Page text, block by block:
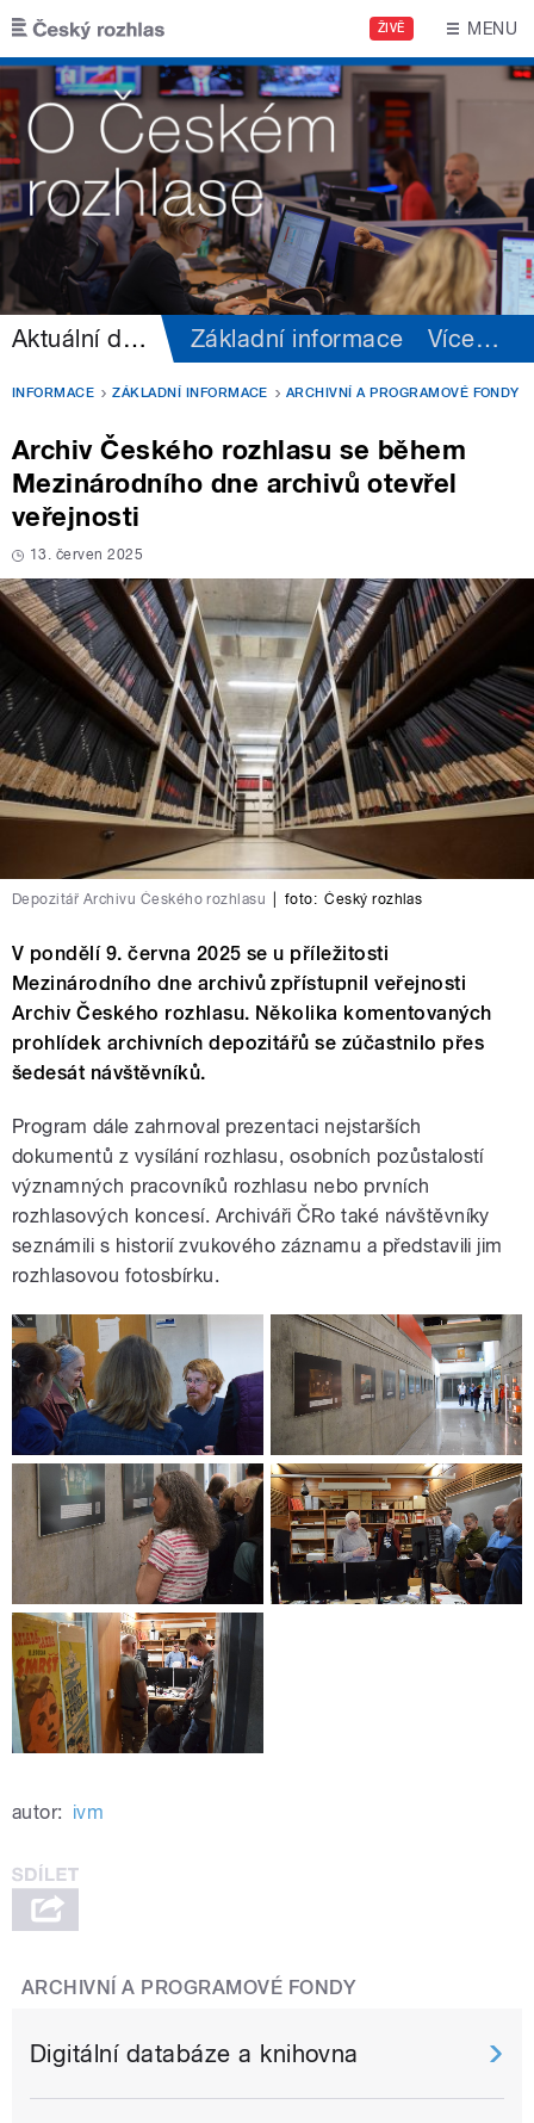
Přejít k hlavnímu obsahu
ŽIVĚ MENU
Aktuální dění Základní informace Více…
INFORMACE ZÁKLADNÍ INFORMACE ARCHIVNÍ A PROGRAMOVÉ FONDY
Archiv Českého rozhlasu se během
Mezinárodního dne archivů otevřel
veřejnosti
13. červen 2025
Depozitář Archivu Českého rozhlasu foto: Český rozhlas
V pondělí 9. června 2025 se u příležitosti
Mezinárodního dne archivů zpřístupnil veřejnosti
Archiv Českého rozhlasu. Několika komentovaných
prohlídek archivních depozitářů se zúčastnilo přes
šedesát návštěvníků.
Program dále zahrnoval prezentaci nejstarších
dokumentů z vysílání rozhlasu, osobních pozůstalostí
významných pracovníků rozhlasu nebo prvních
rozhlasových koncesí. Archiváři ČRo také návštěvníky
seznámili s historií zvukového záznamu a představili jim
rozhlasovou fotosbírku.
autor: ivm
ARCHIVNÍ A PROGRAMOVÉ FONDY
Digitální databáze a knihovna